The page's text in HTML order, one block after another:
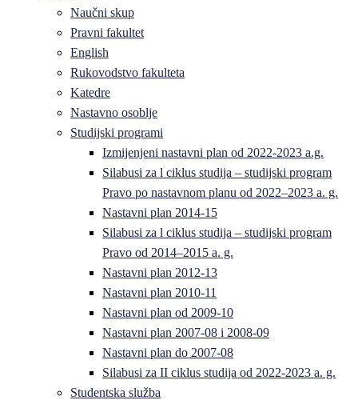
Naučni skup
Pravni fakultet
English
Rukovodstvo fakulteta
Katedre
Nastavno osoblje
Studijski programi
Izmijenjeni nastavni plan od 2022-2023 a.g.
Silabusi za l ciklus studija – studijski program
Pravo po nastavnom planu od 2022–2023 a. g.
Nastavni plan 2014-15
Silabusi za l ciklus studija – studijski program
Pravo od 2014–2015 a. g.
Nastavni plan 2012-13
Nastavni plan 2010-11
Nastavni plan od 2009-10
Nastavni plan 2007-08 i 2008-09
Nastavni plan do 2007-08
Silabusi za II ciklus studija od 2022-2023 a. g.
Studentska služba